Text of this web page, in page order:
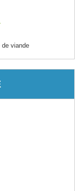
de viande